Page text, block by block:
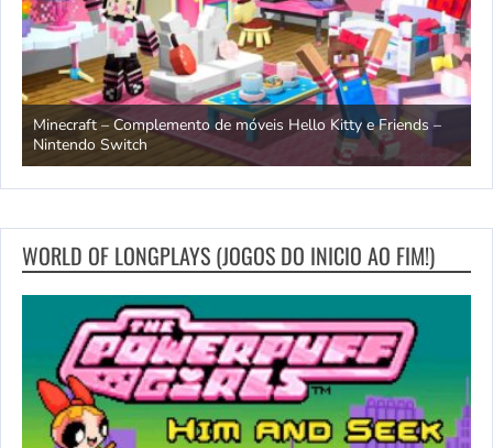
Minecraft – Complemento de móveis Hello Kitty e Friends –
Nintendo Switch
WORLD OF LONGPLAYS (JOGOS DO INICIO AO FIM!)